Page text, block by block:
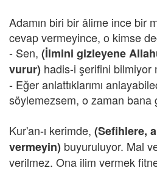
Adamın biri bir âlime ince bir
cevap vermeyince, o kimse
- Sen, (İlmini gizleyene
vurur) hadis-i şerifini bilmiyor
- Eğer anlattıklarımı
söylemezsem, o zaman bana
Kur'an-ı kerimde, (Sefihlere,
vermeyin) buyuruluyor. Mal
verilmez. Ona ilim vermek